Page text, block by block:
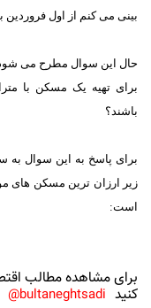
بینی می کنم از اول
برای تهیه یک مسکن با
باشند؟
برای پاسخ به این سوال
زیر ارزان ترین مسکن های
است:
برای مشاهده مطالب
کنید bultaneghtsadi@